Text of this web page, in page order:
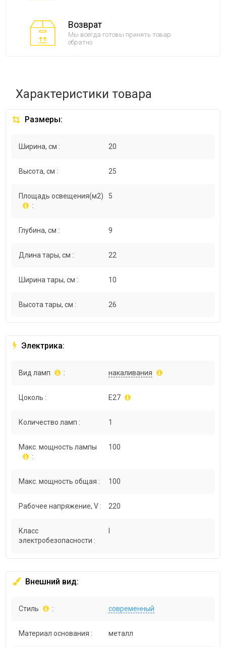
Возврат
Мы всегда готовы принять товар
обратно
Характеристики товара
Размеры:
Ширина, см : 20
Высота, см : 25
Площадь освещения(м2)
:
5
Глубина, см : 9
Длина тары, см : 22
Ширина тары, см : 10
Высота тары, см : 26
Электрика:
Вид ламп : накаливания
Цоколь : E27
Количество ламп : 1
Макс. мощность лампы
:
100
Макс. мощность общая : 100
Рабочее напряжение, V : 220
Класс
электробезопасности :
Внешний вид:
Стиль : современный
Материал основания : металл